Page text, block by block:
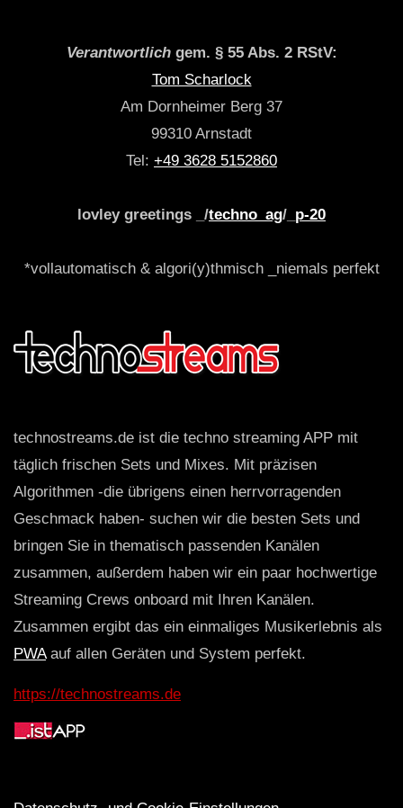
Verantwortlichgem. § 55 Abs. 2 RStV:
Tom Scharlock
Am Dornheimer Berg 37
99310 Arnstadt
Tel: +49 3628 5152860
lovley greetings _/techno_ag/_ p-20
*vollautomatisch & algori(y)thmisch _niemals perfekt
technostreams.de ist die techno streaming APP mit
täglich frischen Sets und Mixes. Mit präzisen
Algorithmen -die übrigens einen herrvorragenden
Geschmack haben- suchen wir die besten Sets und
bringen Sie in thematisch passenden Kanälen
zusammen, außerdem haben wir ein paar hochwertige
Streaming Crews onboard mit Ihren Kanälen.
Zusammen ergibt das ein einmaliges Musikerlebnis als
PWAauf allen Geräten und System perfekt.
https://technostreams.de